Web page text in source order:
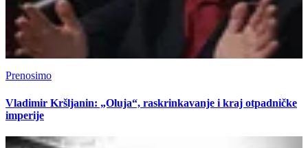
Prenosimo
Vladimir Kršljanin: „Oluja“, raskrinkavanje i kraj otpadničke
imperije